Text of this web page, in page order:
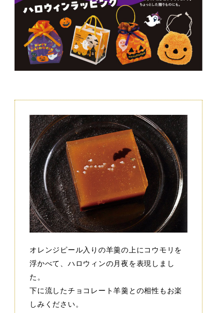
オレンジピール入りの羊羹の上にコウモリを
浮かべて、ハロウィンの月夜を表現しまし
た。
下に流したチョコレート羊羹との相性もお楽
しみください。